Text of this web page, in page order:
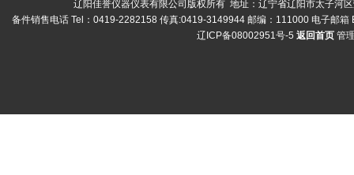
辽阳佳誉仪器仪表有限公司版权所有 地址：辽宁省辽阳市太子河
备件销售电话 Tel：0419-2282158 传真:0419-3149944 邮编：111000 电子邮箱
辽ICP备08002951号-5 返回首页 管